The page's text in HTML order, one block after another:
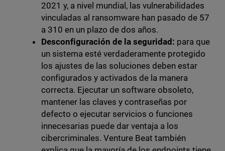
2021 y, a nivel mundial, las vulnerabilidades
vinculadas al ransomware han pasado de 57
a 310 en un plazo de dos años.
Desconfiguración de la seguridad: para que
un sistema esté verdaderamente protegido
los ajustes de las soluciones deben estar
configurados y activados de la manera
correcta. Ejecutar un software obsoleto,
mantener las claves y contraseñas por
defecto o ejecutar servicios o funciones
innecesarias puede dar ventaja a los
cibercriminales. Venture Beat también